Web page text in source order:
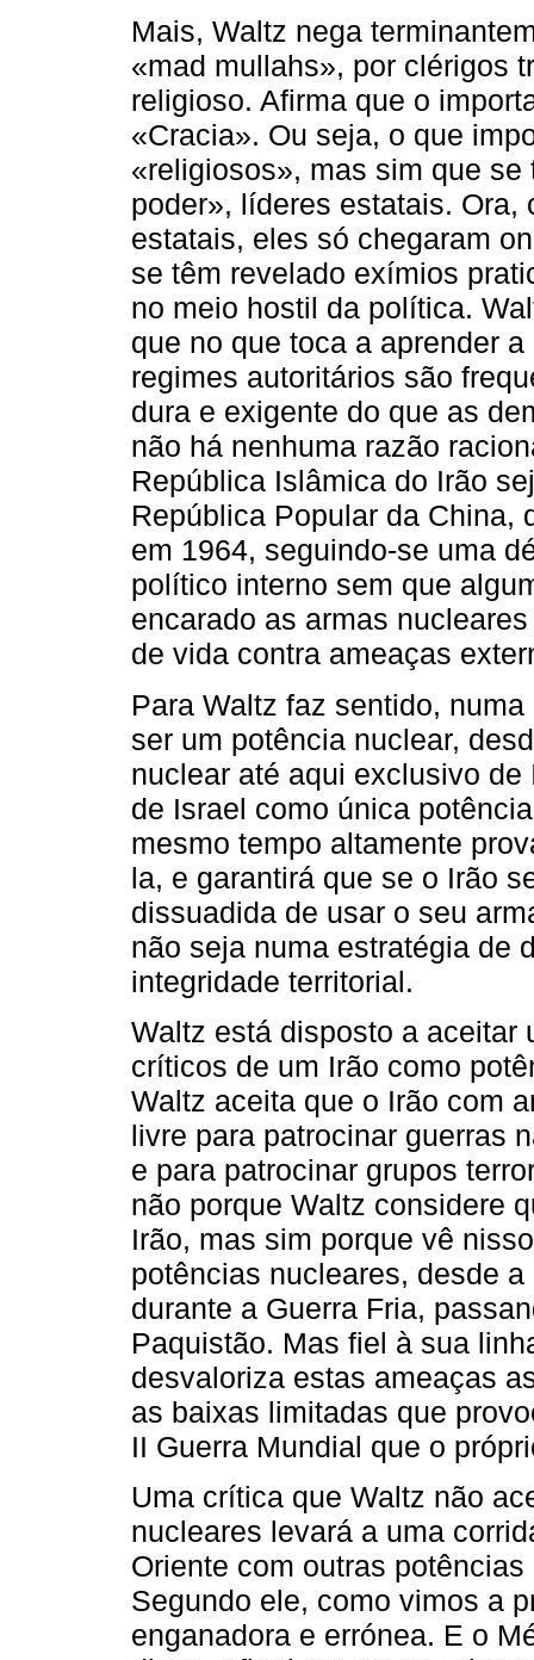
Mais, Waltz nega
«mad mullahs», por clérigos
religioso. Afirma que o
«Cracia». Ou seja, o que
«religiosos», mas sim que
poder», líderes estatais.
estatais, eles só chegaram
se têm revelado exímios
no meio hostil da política.
que no que toca a aprender
regimes autoritários são
dura e exigente do que as
não há nenhuma razão
República Islâmica do Irão
República Popular da China,
em 1964, seguindo-se uma
político interno sem que
encarado as armas
de vida contra ameaças
Para Waltz faz sentido,
ser um potência nuclear,
nuclear até aqui exclusivo
de Israel como única
mesmo tempo altamente
la, e garantirá que se o Irão
dissuadida de usar o seu
não seja numa estratégia de
integridade territorial.
Waltz está disposto a aceitar
críticos de um Irão como
Waltz aceita que o Irão com
livre para patrocinar guerras
e para patrocinar grupos
não porque Waltz considere
Irão, mas sim porque vê
potências nucleares, desde
durante a Guerra Fria,
Paquistão. Mas fiel à sua
desvaloriza estas ameaças
as baixas limitadas que
II Guerra Mundial que o
Uma crítica que Waltz não
nucleares levará a uma
Oriente com outras
Segundo ele, como vimos a
enganadora e errónea. E o